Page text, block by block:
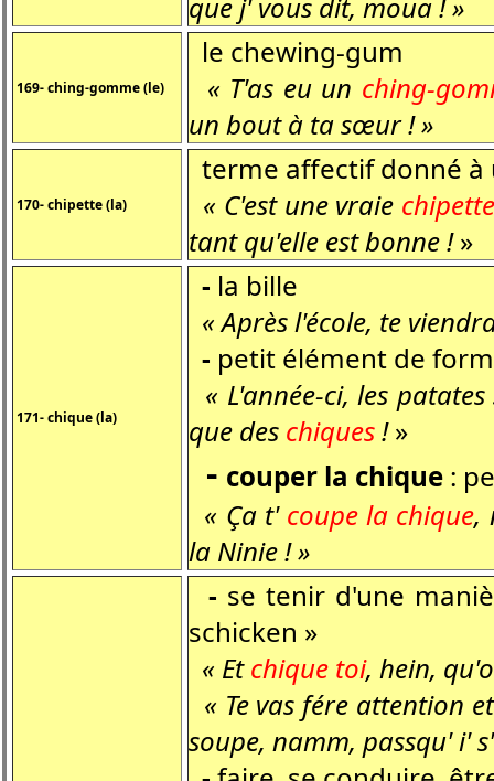
169- ching-gomme (le)
le chewing-gum
« T'as eu un ching-
un bout à ta sœur ! »
170- chipette (la)
terme affectif donné
« C'est une vraie chipette
tant qu'elle est bonne !»
171- chique (la)
- la bille
« Après l'école, te
- petit élément de
« L'année-ci, les
que des chiques!»
- couper la chique :
« Ça t' coupe la chique,
la Ninie ! »
- se tenir d'une
schicken »
« Etchique toi, hein,
« Te vas fére attention
soupe, namm, passqu' i'